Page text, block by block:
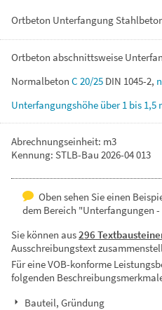
Ortbeton Unterfangung
Ortbeton abschnittsweise
Normalbeton C 20/25 DIN 1045-2,
Unterfangungshöhe über1 bis 1,5
Abrechnungseinheit: m3
Kennung: STLB-Bau 2026-04 013
Oben sehen Sie einen
dem Bereich "Unterfangungen
Sie können aus296
Ausschreibungstext
Für eine VOB-konforme
folgenden
Bauteil, Gründung